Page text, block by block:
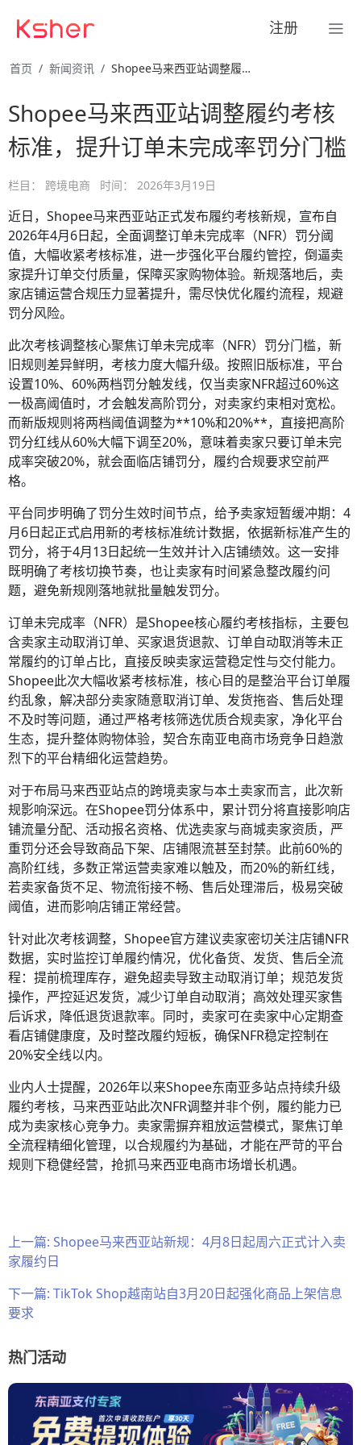
注册
首页 新闻资讯 Shopee马来西亚站调整履约考核标准，提升订单未完成率罚分 …
Shopee马来西亚站调整履约考核
标准，提升订单未完成率罚分门槛
栏目： 跨境电商 时间： 2026年3月19日
近日，Shopee马来西亚站正式发布履约考核新规，宣布自
2026年4月6日起，全面调整订单未完成率（NFR）罚分阈
值，大幅收紧考核标准，进一步强化平台履约管控，倒逼卖
家提升订单交付质量，保障买家购物体验。新规落地后，卖
家店铺运营合规压力显著提升，需尽快优化履约流程，规避
罚分风险。
此次考核调整核心聚焦订单未完成率（NFR）罚分门槛，新
旧规则差异鲜明，考核力度大幅升级。按照旧版标准，平台
设置10%、60%两档罚分触发线，仅当卖家NFR超过60%这
一极高阈值时，才会触发高阶罚分，对卖家约束相对宽松。
而新版规则将两档阈值调整为**10%和20%**，直接把高阶
罚分红线从60%大幅下调至20%，意味着卖家只要订单未完
成率突破20%，就会面临店铺罚分，履约合规要求空前严
格。
平台同步明确了罚分生效时间节点，给予卖家短暂缓冲期：4
月6日起正式启用新的考核标准统计数据，依据新标准产生的
罚分，将于4月13日起统一生效并计入店铺绩效。这一安排
既明确了考核切换节奏，也让卖家有时间紧急整改履约问
题，避免新规刚落地就批量触发罚分。
订单未完成率（NFR）是Shopee核心履约考核指标，主要包
含卖家主动取消订单、买家退货退款、订单自动取消等未正
常履约的订单占比，直接反映卖家运营稳定性与交付能力。
Shopee此次大幅收紧考核标准，核心目的是整治平台订单履
约乱象，解决部分卖家随意取消订单、发货拖沓、售后处理
不及时等问题，通过严格考核筛选优质合规卖家，净化平台
生态，提升整体购物体验，契合东南亚电商市场竞争日趋激
烈下的平台精细化运营趋势。
对于布局马来西亚站点的跨境卖家与本土卖家而言，此次新
规影响深远。在Shopee罚分体系中，累计罚分将直接影响店
铺流量分配、活动报名资格、优选卖家与商城卖家资质，严
重罚分还会导致商品下架、店铺限流甚至封禁。此前60%的
高阶红线，多数正常运营卖家难以触及，而20%的新红线，
若卖家备货不足、物流衔接不畅、售后处理滞后，极易突破
阈值，进而影响店铺正常经营。
针对此次考核调整，Shopee官方建议卖家密切关注店铺NFR
数据，实时监控订单履约情况，优化备货、发货、售后全流
程：提前梳理库存，避免超卖导致主动取消订单；规范发货
操作，严控延迟发货，减少订单自动取消；高效处理买家售
后诉求，降低退货退款率。同时，卖家可在卖家中心定期查
看店铺健康度，及时整改履约短板，确保NFR稳定控制在
20%安全线以内。
业内人士提醒，2026年以来Shopee东南亚多站点持续升级
履约考核，马来西亚站此次NFR调整并非个例，履约能力已
成为卖家核心竞争力。卖家需摒弃粗放运营模式，聚焦订单
全流程精细化管理，以合规履约为基础，才能在严苛的平台
规则下稳健经营，抢抓马来西亚电商市场增长机遇。
上一篇: Shopee马来西亚站新规：4月8日起周六正式计入卖
家履约日
下一篇: TikTok Shop越南站自3月20日起强化商品上架信息
要求
热门活动